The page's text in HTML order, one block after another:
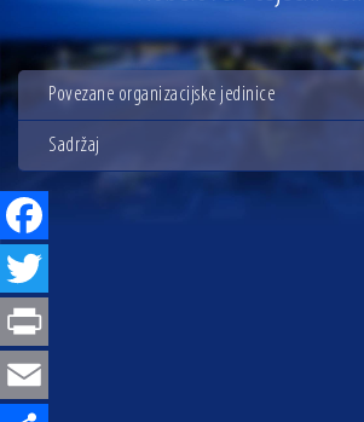
07.07.2026 | Održana 8. sjednica Gradskog vijeća
Radić istaknuo da je u osječke vrtiće upisan rekordan
obnovu glavnog osječkog Trga Ante Starčevića
06.07.2026 | Brevis koncertom u Zlatnoj dvorani
04.07.2026 | Zbog povoljnih vodostaja i pravodobnih
kontrolom
04.08.2026 | U Osijeku obilježen Dan pobjede i
Povezane organizacijske jedinice
Sadržaj